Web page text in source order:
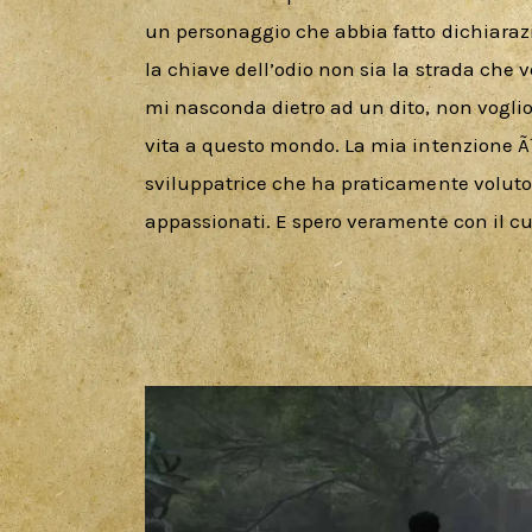
un personaggio che abbia fatto
la chiave dell’odio non sia la strada che
mi nasconda dietro ad un dito, non
vita a questo mondo. La mia intenzione
sviluppatrice che ha praticamente
appassionati. E spero veramente con il